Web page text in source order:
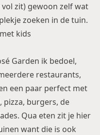
zit) gewoon zelf wat
zoeken in de tuin.
Garden ik bedoel,
restaurants,
een paar perfect met
pizza, burgers, de
Qua eten zit je hier
want die is ook